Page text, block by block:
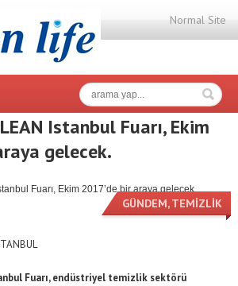
Normal Site
Istanbul Fuarı, Ekim
gelecek.
GÜNDEM,TEMİZLİK
Fuarı, endüstriyel temizlik sektörü